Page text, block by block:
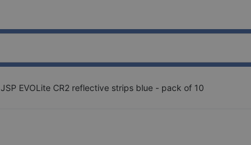
JSP EVOLite CR2 reflective strips blue - pack of 10